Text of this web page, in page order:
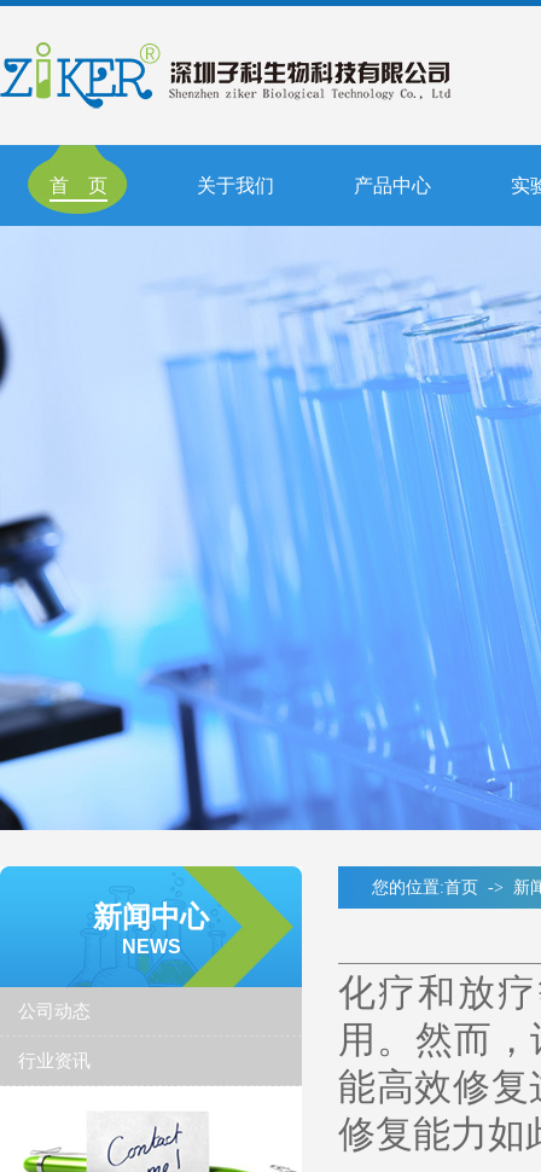
首 页 关于我们 产品中心 实
新闻中心
NEWS
公司动态
行业资讯
您的位置:首页 -> 新
化疗和放
用。然而
能高效修
修复能力如